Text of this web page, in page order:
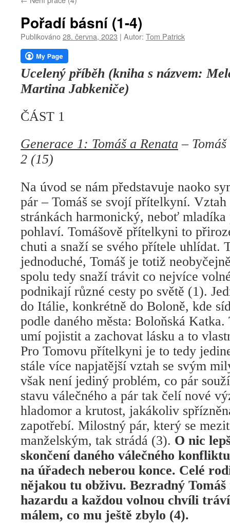
webu
Pořadí básní (1-4)
Publikováno28. června, 2023 | Autor: Tom Patrick
Ucelený příběh (kniha s názvem:
Martina Jabkeniče)
ČÁST 1
Generace 1: Tomáš a Renata –
2 (15)
Na úvod se nám představuje naoko
pár – Tomáš se svojí přítelkyní. Vztah
stránkách harmonický, neboť
pohlaví. Tomášově přítelkyni to
chuti a snaží se svého přítele uhlídat.
jednoduché, Tomáš je totiž
spolu tedy snaží trávit co nejvíce
podnikají různé cesty po světě (1).
do Itálie, konkrétně do Boloně, kde
podle daného města: Boloňská Katka.
umí pojistit a zachovat lásku a to
Pro Tomovu přítelkyni je to tedy
stále více napjatější vztah se svým
však není jediný problém, co pár
stavu válečného a pár tak čelí nové
hladomor a krutost, jakákoliv
zapotřebí. Milostný pár, který se
manželským, tak strádá (3). O nic
skončení daného válečného
na úřadech neberou konce. Celé
nějakou tu obživu. Bezradný
hazardu a každou volnou chvíli
málem, co mu ještě zbylo (4).